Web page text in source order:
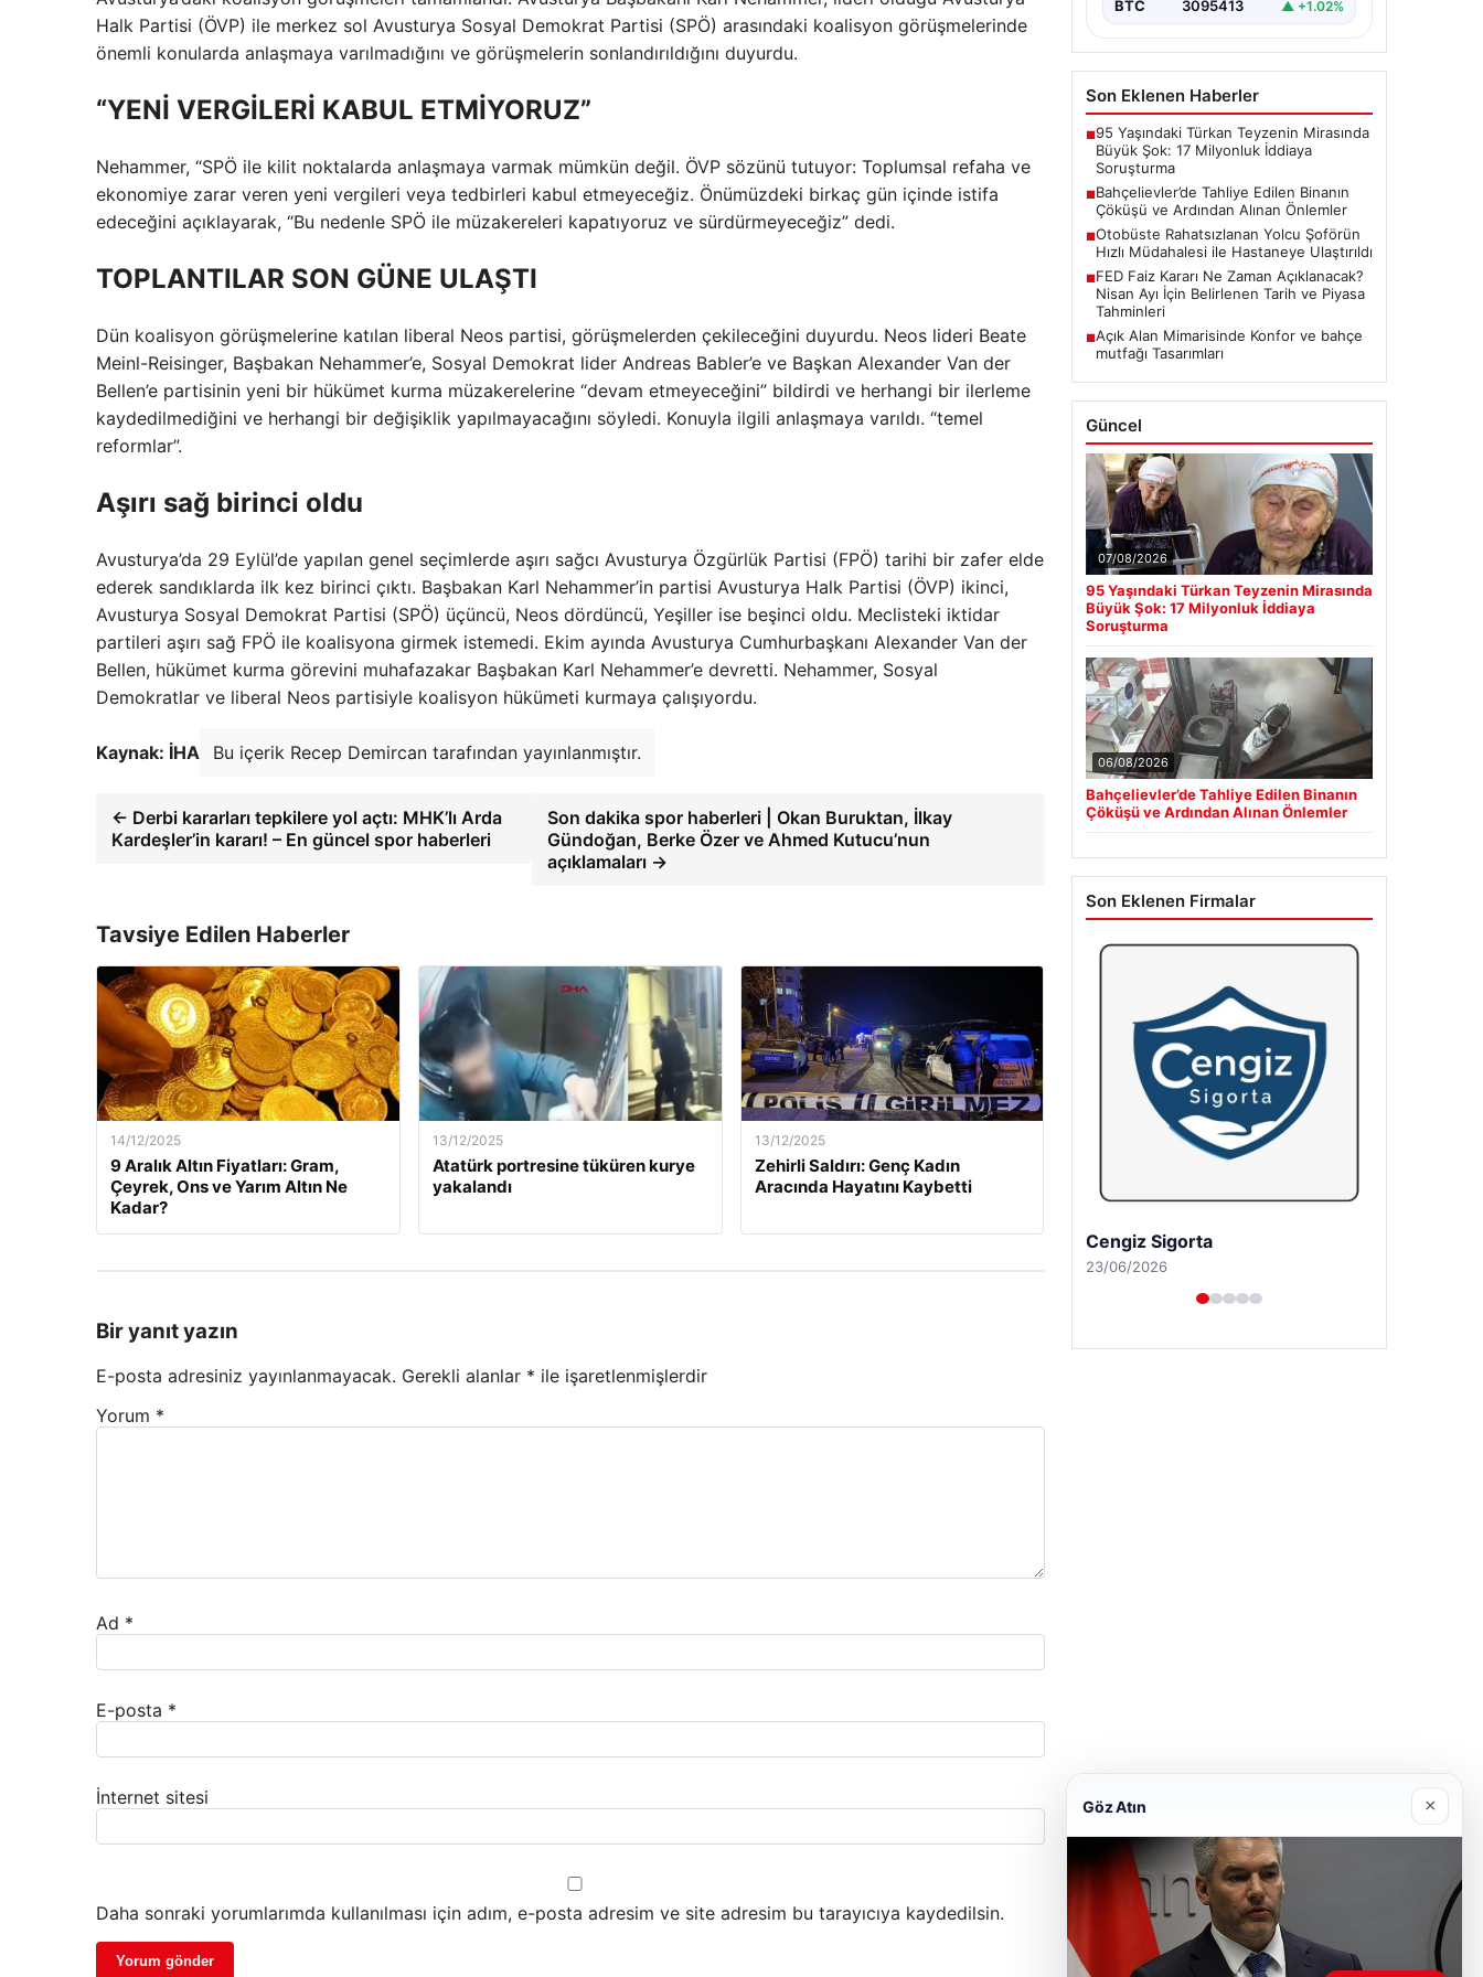
Halk Partisi (ÖVP) ile merkez sol Avusturya Sosyal Demokrat Partisi (SPÖ) arasındaki koalisyon görüşmelerinde
önemli konularda anlaşmaya varılmadığını ve görüşmelerin sonlandırıldığını duyurdu.
“YENİ VERGİLERİ KABUL ETMİYORUZ”
Nehammer, “SPÖ ile kilit noktalarda anlaşmaya varmak mümkün değil. ÖVP sözünü tutuyor: Toplumsal refaha ve
ekonomiye zarar veren yeni vergileri veya tedbirleri kabul etmeyeceğiz. Önümüzdeki birkaç gün içinde istifa
edeceğini açıklayarak, “Bu nedenle SPÖ ile müzakereleri kapatıyoruz ve sürdürmeyeceğiz” dedi.
TOPLANTILAR SON GÜNE ULAŞTI
Dün koalisyon görüşmelerine katılan liberal Neos partisi, görüşmelerden çekileceğini duyurdu. Neos lideri Beate
Meinl-Reisinger, Başbakan Nehammer’e, Sosyal Demokrat lider Andreas Babler’e ve Başkan Alexander Van der
Bellen’e partisinin yeni bir hükümet kurma müzakerelerine “devam etmeyeceğini” bildirdi ve herhangi bir ilerleme
kaydedilmediğini ve herhangi bir değişiklik yapılmayacağını söyledi. Konuyla ilgili anlaşmaya varıldı. “temel
reformlar”.
Aşırı sağ birinci oldu
Avusturya’da 29 Eylül’de yapılan genel seçimlerde aşırı sağcı Avusturya Özgürlük Partisi (FPÖ) tarihi bir zafer elde
ederek sandıklarda ilk kez birinci çıktı. Başbakan Karl Nehammer’in partisi Avusturya Halk Partisi (ÖVP) ikinci,
Avusturya Sosyal Demokrat Partisi (SPÖ) üçüncü, Neos dördüncü, Yeşiller ise beşinci oldu. Meclisteki iktidar
partileri aşırı sağ FPÖ ile koalisyona girmek istemedi. Ekim ayında Avusturya Cumhurbaşkanı Alexander Van der
Bellen, hükümet kurma görevini muhafazakar Başbakan Karl Nehammer’e devretti. Nehammer, Sosyal
Demokratlar ve liberal Neos partisiyle koalisyon hükümeti kurmaya çalışıyordu.
Kaynak: İHA Bu içerik Recep Demircan tarafından yayınlanmıştır.
← Derbi kararları tepkilere yol açtı: MHK’lı Arda
Kardeşler’in kararı! – En güncel spor haberleri
Son dakika spor haberleri | Okan Buruktan, İlkay
Gündoğan, Berke Özer ve Ahmed Kutucu’nun
açıklamaları →
Tavsiye Edilen Haberler
14/12/2025
9 Aralık Altın Fiyatları: Gram,
Çeyrek, Ons ve Yarım Altın Ne
Kadar?
13/12/2025
Atatürk portresine tüküren kurye
yakalandı
13/12/2025
Zehirli Saldırı: Genç Kadın
Aracında Hayatını Kaybetti
Bir yanıt yazın
E-posta adresiniz yayınlanmayacak. Gerekli alanlar * ile işaretlenmişlerdir
Yorum *
Ad *
E-posta *
İnternet sitesi
Daha sonraki yorumlarımda kullanılması için adım, e-posta adresim ve site adresim bu tarayıcıya kaydedilsin.
BTC 3095413 ▲ +1.02%
Son Eklenen Haberler
■95 Yaşındaki Türkan Teyzenin Mirasında
Büyük Şok: 17 Milyonluk İddiaya
Soruşturma
■Bahçelievler’de Tahliye Edilen Binanın
Çöküşü ve Ardından Alınan Önlemler
■Otobüste Rahatsızlanan Yolcu Şoförün
Hızlı Müdahalesi ile Hastaneye Ulaştırıldı
■FED Faiz Kararı Ne Zaman Açıklanacak?
Nisan Ayı İçin Belirlenen Tarih ve Piyasa
Tahminleri
■Açık Alan Mimarisinde Konfor ve bahçe
mutfağı Tasarımları
Güncel
07/08/2026
95 Yaşındaki Türkan Teyzenin Mirasında
Büyük Şok: 17 Milyonluk İddiaya
Soruşturma
06/08/2026
Bahçelievler’de Tahliye Edilen Binanın
Çöküşü ve Ardından Alınan Önlemler
Son Eklenen Firmalar
Hastaş Beton
26/05/2026
Göz Atın ×